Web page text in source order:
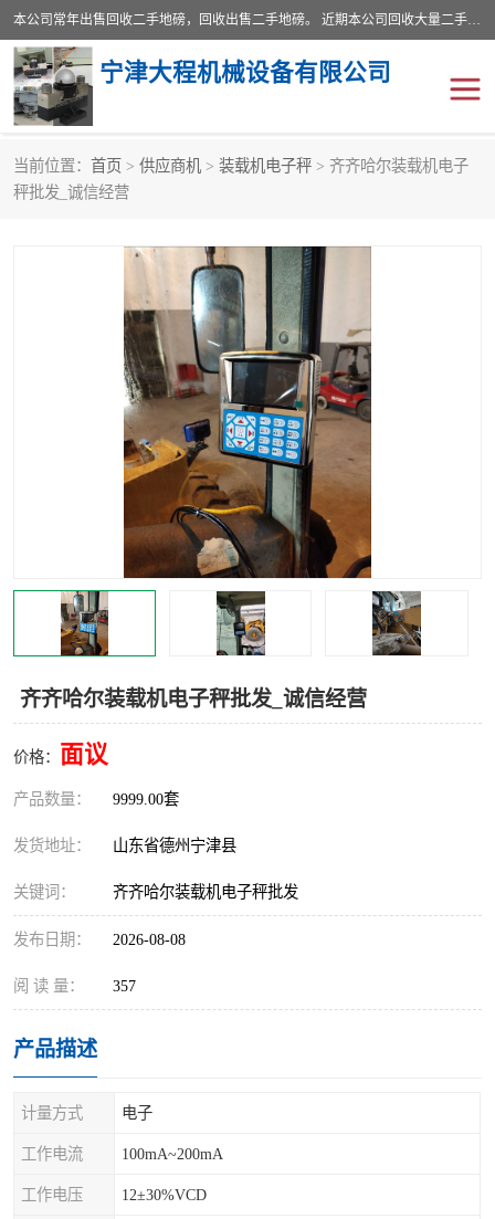
本公司常年出售回收二手地磅，回收出售二手地磅。 近期本公司回收大量二手地磅，型号齐全，宽度从2米到3.5米，长度5米到25米，承重吨位从10到200吨，成色7—9成新。 ? 使用年限6个月至2年，产品来源于个人闲置品，工矿企业停用品，因小换大而来。 精准度和新的一样， 二手地磅是内行人的选择，打个电话就省钱朋友您好等什么
宁津大程机械设备有限公司
当前位置： 首页 > 供应商机 > 装载机电子秤 > 齐齐哈尔装载机电子
秤批发_诚信经营
齐齐哈尔装载机电子秤批发_诚信经营
价格： 面议
产品数量： 9999.00套
发货地址： 山东省德州宁津县
关键词： 齐齐哈尔装载机电子秤批发
发布日期： 2026-08-08
阅 读 量： 357
产品描述
计量方式 电子
工作电流 100mA~200mA
工作电压 12±30%VCD
地磅
废纸打包机
食品烘干机
装载机电子秤 输送机
半自动输送机 全自动输送机
食品螺旋塔
木材撕碎机
金属撕碎机